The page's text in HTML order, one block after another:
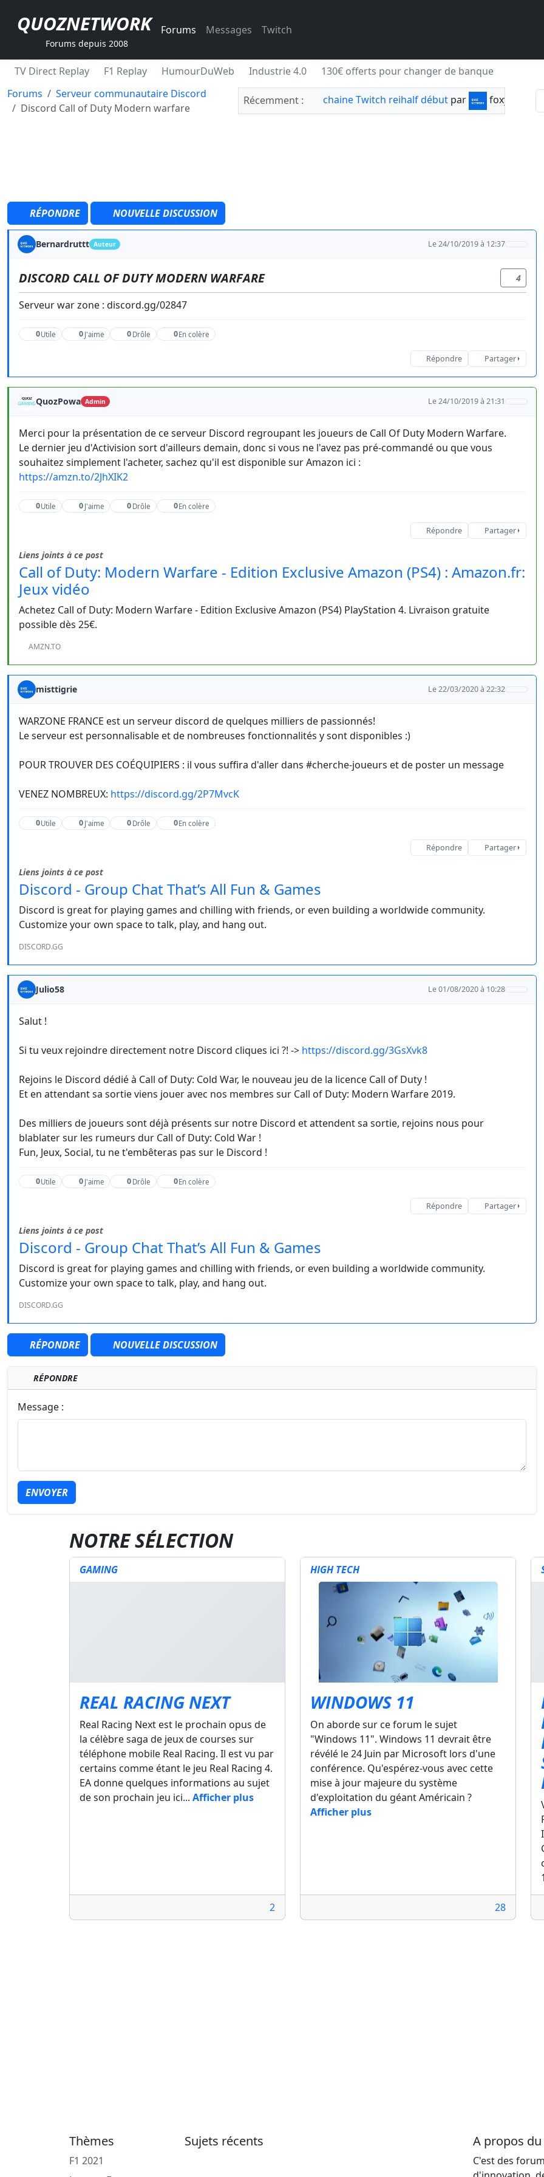
QUOZNETWORK
Forums depuis 2008
Forums Messages Twitch
TV Direct Replay F1 Replay HumourDuWeb Industrie 4.0
130€ offerts pour changer de banque
Forums
Serveur communautaire Discord
Discord Call of Duty Modern warfare
Récemment : chaine Twitch reihalf début par foxylabnyy
RÉPONDRE NOUVELLE DISCUSSION
Bernardruttt Auteur Le 24/10/2019 à 12:37
DISCORD CALL OF DUTY MODERN WARFARE 4
Serveur war zone : discord.gg/02847
0Utile 0 J'aime 0 Drôle 0En colère
Répondre Partager
QuozPowa Admin Le 24/10/2019 à 21:31
Merci pour la présentation de ce serveur Discord regroupant les joueurs de Call Of Duty Modern Warfare.
Le dernier jeu d'Activision sort d'ailleurs demain, donc si vous ne l'avez pas pré-commandé ou que vous
souhaitez simplement l'acheter, sachez qu'il est disponible sur Amazon ici :
https://amzn.to/2JhXIK2
0Utile 0 J'aime 0 Drôle 0En colère
Répondre Partager
Liens joints à ce post
Call of Duty: Modern Warfare - Edition Exclusive Amazon (PS4) : Amazon.fr:
Jeux vidéo
Achetez Call of Duty: Modern Warfare - Edition Exclusive Amazon (PS4) PlayStation 4. Livraison gratuite
possible dès 25€.
AMZN.TO
misttigrie Le 22/03/2020 à 22:32
WARZONE FRANCE est un serveur discord de quelques milliers de passionnés!
Le serveur est personnalisable et de nombreuses fonctionnalités y sont disponibles :)
POUR TROUVER DES COÉQUIPIERS : il vous suffira d'aller dans #cherche-joueurs et de poster un message
VENEZ NOMBREUX: https://discord.gg/2P7MvcK
0Utile 0 J'aime 0 Drôle 0En colère
Répondre Partager
Liens joints à ce post
Discord - Group Chat That’s All Fun & Games
Discord is great for playing games and chilling with friends, or even building a worldwide community.
Customize your own space to talk, play, and hang out.
DISCORD.GG
Julio58 Le 01/08/2020 à 10:28
Salut !
Si tu veux rejoindre directement notre Discord cliques ici ?! -> https://discord.gg/3GsXvk8
Rejoins le Discord dédié à Call of Duty: Cold War, le nouveau jeu de la licence Call of Duty !
Et en attendant sa sortie viens jouer avec nos membres sur Call of Duty: Modern Warfare 2019.
Des milliers de joueurs sont déjà présents sur notre Discord et attendent sa sortie, rejoins nous pour
blablater sur les rumeurs dur Call of Duty: Cold War !
Fun, Jeux, Social, tu ne t'embêteras pas sur le Discord !
0Utile 0 J'aime 0 Drôle 0En colère
Répondre Partager
Liens joints à ce post
Discord - Group Chat That’s All Fun & Games
Discord is great for playing games and chilling with friends, or even building a worldwide community.
Customize your own space to talk, play, and hang out.
DISCORD.GG
RÉPONDRE NOUVELLE DISCUSSION
RÉPONDRE
Message :
ENVOYER
NOTRE SÉLECTION
GAMING
REAL RACING NEXT
Real Racing Next est le prochain opus de
la célèbre saga de jeux de courses sur
téléphone mobile Real Racing. Il est vu par
certains comme étant le jeu Real Racing 4.
EA donne quelques informations au sujet
de son prochain jeu ici... Afficher plus
2
HIGH TECH
WINDOWS 11
On aborde sur ce forum le sujet
"Windows 11". Windows 11 devrait être
révélé le 24 Juin par Microsoft lors d'une
conférence. Qu'espérez-vous avec cette
mise à jour majeure du système
d'exploitation du géant Américain ?
Afficher plus
28
Thèmes
F1 2021
Sujets récents A propos
C'est des